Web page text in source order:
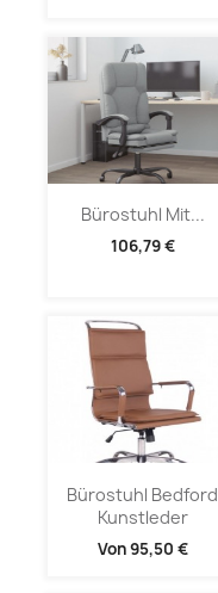
Bürostuhl Mit...
106,79 €
Bürostuhl Bedford
Kunstleder
Von95,50 €